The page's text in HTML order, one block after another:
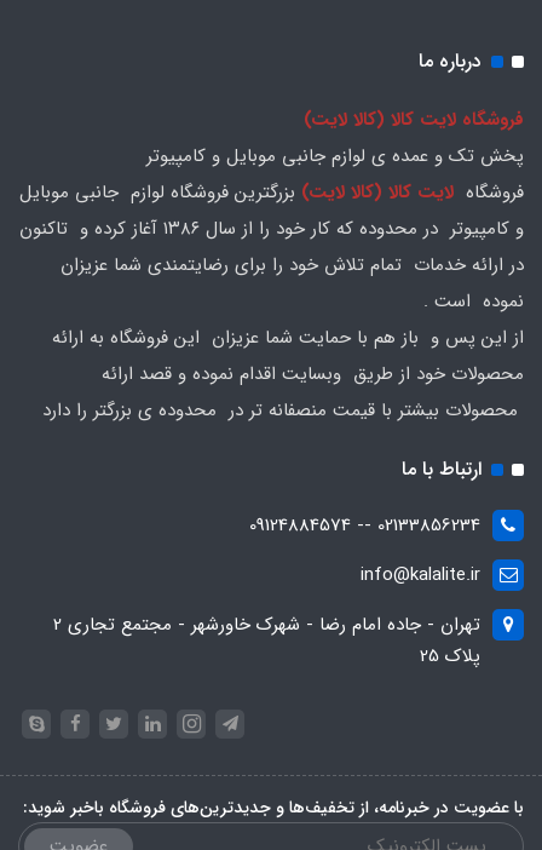
درباره ما
فروشگاه لایت کالا (کالا لایت)
پخش تک و عمده ی لوازم جانبی موبایل و کامپیوتر
فروشگاه لایت کالا (کالا لایت) بزرگترین فروشگاه لوازم جانبی موبایل
و کامپیوتر در محدوده که کار خود را از سال ۱۳۸۶ آغاز کرده و تاکنون
در ارائه خدمات تمام تلاش خود را برای رضایتمندی شما عزیزان
نموده است .
از این پس و باز هم با حمایت شما عزیزان این فروشگاه به ارائه
محصولات خود از طریق وبسایت اقدام نموده و قصد ارائه
محصولات بیشتر با قیمت منصفانه تر در محدوده ی بزرگتر را دارد
ارتباط با ما
02133856234 -- 09124884574
info@kalalite.ir
تهران - جاده امام رضا - شهرک خاورشهر - مجتمع تجاری 2
پلاک 25
با عضویت در خبرنامه، از تخفیف‌ها و جدیدترین‌های فروشگاه باخبر شوید: